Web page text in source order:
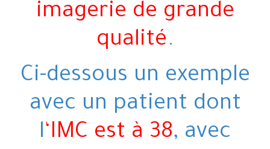
imagerie de grande
qualité.
Ci-dessous un exemple
avec un patient dont
l‘IMC est à 38, avec